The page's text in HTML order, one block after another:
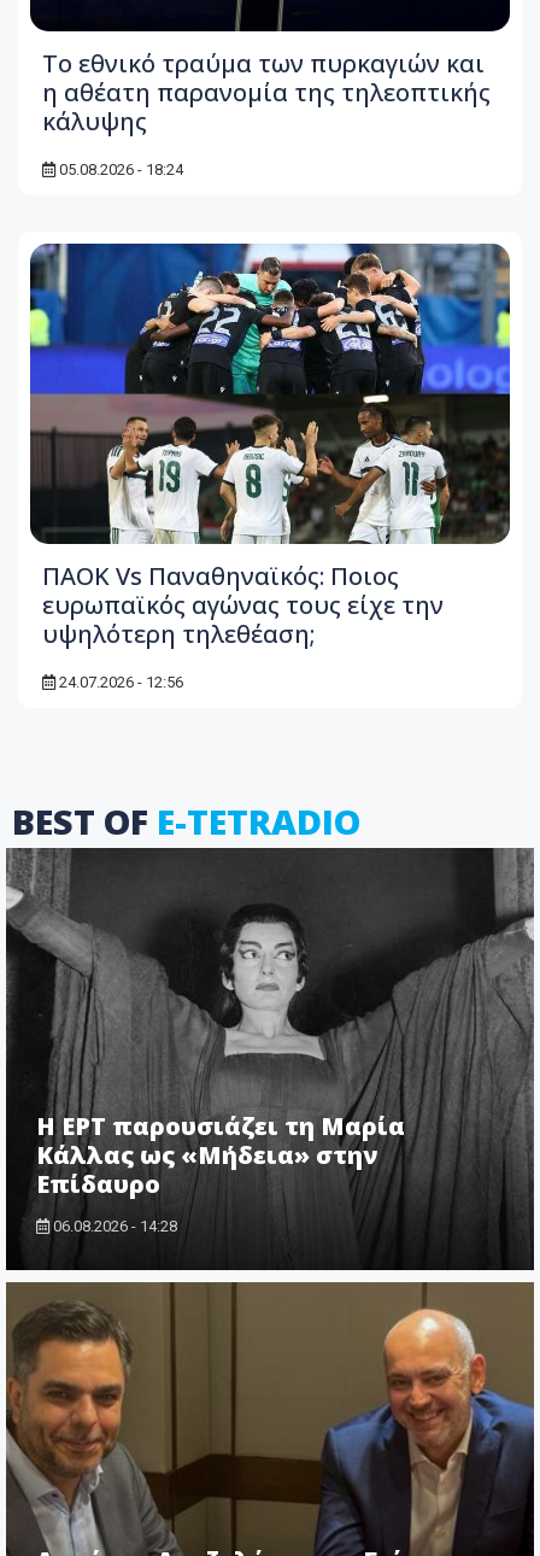
Το εθνικό τραύμα των πυρκαγιών και
η αθέατη παρανομία της τηλεοπτικής
κάλυψης
05.08.2026 - 18:24
ΠΑΟΚ Vs Παναθηναϊκός: Ποιος
ευρωπαϊκός αγώνας τους είχε την
υψηλότερη τηλεθέαση;
24.07.2026 - 12:56
BEST OF E-TETRADIO
Η ΕΡΤ παρουσιάζει τη Μαρία
Κάλλας ως «Μήδεια» στην
Επίδαυρο
06.08.2026 - 14:28